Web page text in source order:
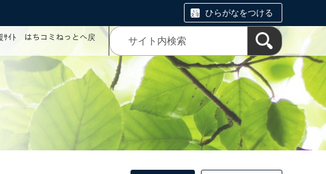
ひらがなをつける
ｻｲﾄ はちコミねっとへ戻